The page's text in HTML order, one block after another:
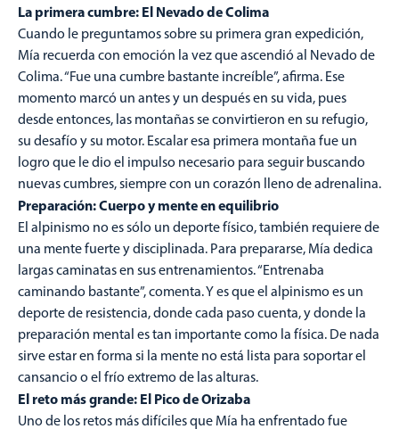
La primera cumbre: El Nevado de Colima
Cuando le preguntamos sobre su primera gran expedición,
Mía recuerda con emoción la vez que ascendió al Nevado de
Colima. “Fue una cumbre bastante increíble”, afirma. Ese
momento marcó un antes y un después en su vida, pues
desde entonces, las montañas se convirtieron en su refugio,
su desafío y su motor. Escalar esa primera montaña fue un
logro que le dio el impulso necesario para seguir buscando
nuevas cumbres, siempre con un corazón lleno de adrenalina.
Preparación: Cuerpo y mente en equilibrio
El alpinismo no es sólo un deporte físico, también requiere de
una mente fuerte y disciplinada. Para prepararse, Mía dedica
largas caminatas en sus entrenamientos. “Entrenaba
caminando bastante”, comenta. Y es que el alpinismo es un
deporte de resistencia, donde cada paso cuenta, y donde la
preparación mental es tan importante como la física. De nada
sirve estar en forma si la mente no está lista para soportar el
cansancio o el frío extremo de las alturas.
El reto más grande: El Pico de Orizaba
Uno de los retos más difíciles que Mía ha enfrentado fue